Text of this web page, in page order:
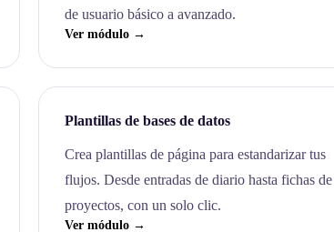
de usuario básico a avanzado.
Ver módulo →
Plantillas de bases de datos
Crea plantillas de página para estandarizar tus
flujos. Desde entradas de diario hasta fichas de
proyectos, con un solo clic.
Ver módulo →